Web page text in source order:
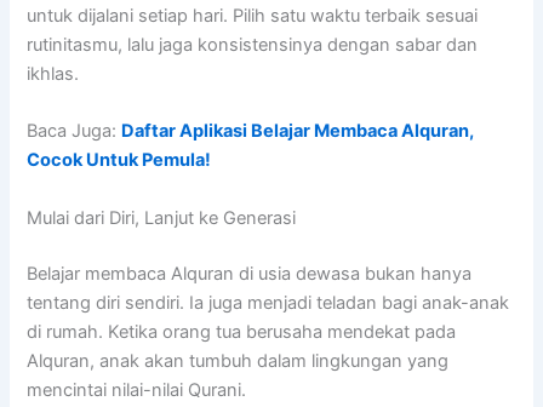
untuk dijalani setiap hari. Pilih satu waktu terbaik sesuai
rutinitasmu, lalu jaga konsistensinya dengan sabar dan
ikhlas.
Baca Juga: Daftar Aplikasi Belajar Membaca Alquran,
Cocok Untuk Pemula!
Mulai dari Diri, Lanjut ke Generasi
Belajar membaca Alquran di usia dewasa bukan hanya
tentang diri sendiri. Ia juga menjadi teladan bagi anak-anak
di rumah. Ketika orang tua berusaha mendekat pada
Alquran, anak akan tumbuh dalam lingkungan yang
mencintai nilai-nilai Qurani.